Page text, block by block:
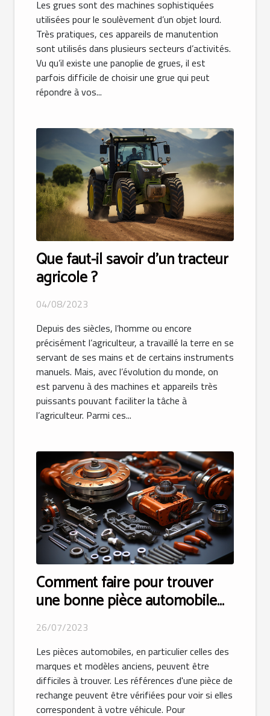
Les grues sont des machines sophistiquées
utilisées pour le soulèvement d’un objet lourd.
Très pratiques, ces appareils de manutention
sont utilisés dans plusieurs secteurs d’activités.
Vu qu’il existe une panoplie de grues, il est
parfois difficile de choisir une grue qui peut
répondre à vos...
Que faut-il savoir d’un tracteur
agricole ?
04/08/2023
Depuis des siècles, l’homme ou encore
précisément l’agriculteur, a travaillé la terre en se
servant de ses mains et de certains instruments
manuels. Mais, avec l’évolution du monde, on
est parvenu à des machines et appareils très
puissants pouvant faciliter la tâche à
l’agriculteur. Parmi ces...
Comment faire pour trouver
une bonne pièce automobile
appropriée ?
26/07/2023
Les pièces automobiles, en particulier celles des
marques et modèles anciens, peuvent être
difficiles à trouver. Les références d'une pièce de
rechange peuvent être vérifiées pour voir si elles
correspondent à votre véhicule. Pour